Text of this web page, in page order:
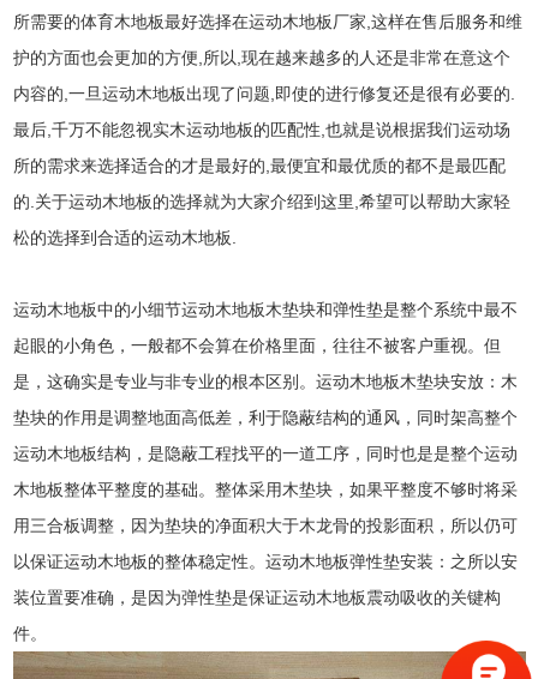
所需要的体育木地板最好选择在运动木地板厂家,这样在售后服务和维
护的方面也会更加的方便,所以,现在越来越多的人还是非常在意这个
内容的,一旦运动木地板出现了问题,即使的进行修复还是很有必要的.
最后,千万不能忽视实木运动地板的匹配性,也就是说根据我们运动场
所的需求来选择适合的才是最好的,最便宜和最优质的都不是最匹配
的.关于运动木地板的选择就为大家介绍到这里,希望可以帮助大家轻
松的选择到合适的运动木地板.
运动木地板中的小细节运动木地板木垫块和弹性垫是整个系统中最不
起眼的小角色，一般都不会算在价格里面，往往不被客户重视。但
是，这确实是专业与非专业的根本区别。运动木地板木垫块安放：木
垫块的作用是调整地面高低差，利于隐蔽结构的通风，同时架高整个
运动木地板结构，是隐蔽工程找平的一道工序，同时也是是整个运动
木地板整体平整度的基础。整体采用木垫块，如果平整度不够时将采
用三合板调整，因为垫块的净面积大于木龙骨的投影面积，所以仍可
以保证运动木地板的整体稳定性。运动木地板弹性垫安装：之所以安
装位置要准确，是因为弹性垫是保证运动木地板震动吸收的关键构
件。